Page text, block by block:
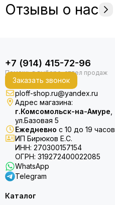
Отзывы о нас
+7 (914) 415-72-96
Заказать звонок
ploff-shop.ru@yandex.ru
Адрес магазина:
г.Комсомольск-на-Амуре
ул.Базовая 5
Ежедневно с 10 до 19 часов
ИП Бирюков Е.С.
ИНН: 270300157154
ОГРН: 319272400022085
WhatsApp
Telegram
Каталог